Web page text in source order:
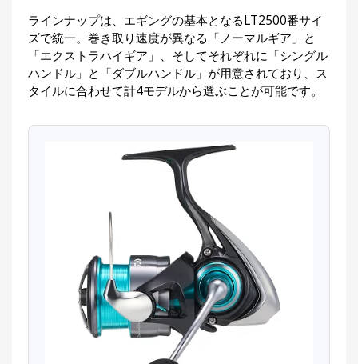
ラインナップは、エギングの基本となるLT2500番サイ
ズで統一。巻き取り速度が異なる「ノーマルギア」と
「エクストラハイギア」、そしてそれぞれに「シングル
ハンドル」と「ダブルハンドル」が用意されており、ス
タイルに合わせて計4モデルから選ぶことが可能です。